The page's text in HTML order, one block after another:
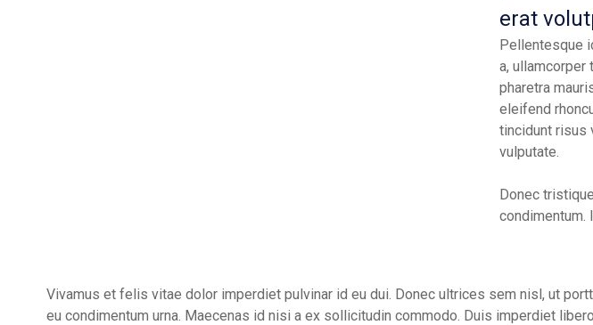
erat
Pellentesque
a, ullamcorper
pharetra
eleifend
tincidunt risus
vulputate.
Donec
condimentum.
Vivamus et felis vitae dolor imperdiet pulvinar id eu dui. Donec ultrices sem nisl, ut
eu condimentum urna. Maecenas id nisi a ex sollicitudin commodo. Duis imperdiet